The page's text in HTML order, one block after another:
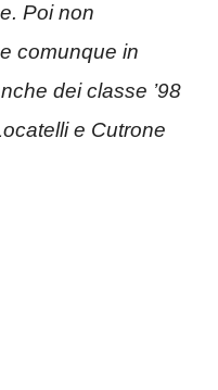
Poi non
comunque in
dei classe ’98
e Cutrone